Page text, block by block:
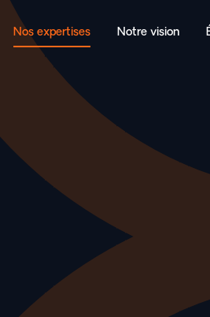
Nos expertises Notre vision